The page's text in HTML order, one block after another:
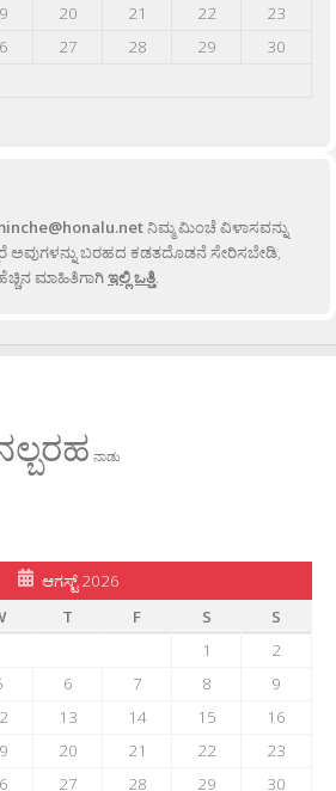
20 21 22
23
27 28 29
30
ನಿಮ್ಮ ಮಿಂಚೆ ವಿಳಾಸವನ್ನು
ಅವುಗಳನ್ನು ಬರಹದ ಕಡತದೊಡನೆ ಸೇರಿಸಬೇಡಿ,
ಮಾಹಿತಿಗಾಗಿಇಲ್ಲಿ ಒತ್ತಿ.
ನಾಡು
ಆಗಸ್ಟ್ 2026
T F S
S
1
2
6 7 8
9
13 14 15
16
20 21 22
23
27 28 29 30